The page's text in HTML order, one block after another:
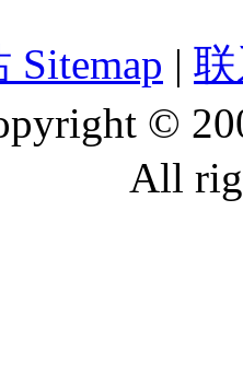
Sitemap |
©
All